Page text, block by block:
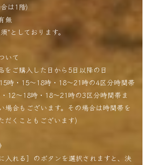
は1階)
無
"としております。
いて
ご購入した日から5日以降の日
時・15〜18時・18〜21時の4区分時間帯
12〜18時・18〜21時の3区分時間帯ま
場合もございます。その場合は時間帯を
だくこともございます)
入れる］のボタンを選択されますと、決